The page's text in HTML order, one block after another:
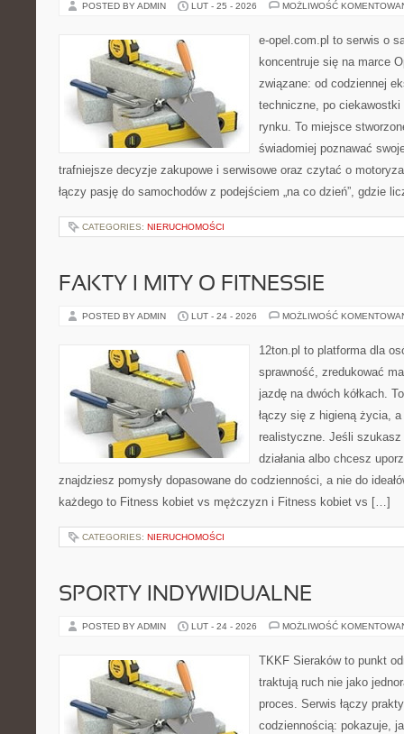
POSTED BY ADMIN LUT - 25 - 2026 MOŻLIWOŚĆ
e-opel.com.pl to serwis o
koncentruje się na marce
związane: od codziennej
techniczne, po
rynku. To miejsce
świadomiej poznawać
trafniejsze decyzje zakupowe i serwisowe oraz czytać o
łączy pasję do samochodów z podejściem „na co dzień”, gdzie
CATEGORIES: NIERUCHOMOŚCI
FAKTY I MITY O FITNESSIE
POSTED BY ADMIN LUT - 24 - 2026 MOŻLIWOŚĆ
12ton.pl to platforma dla
sprawność, zredukować
jazdę na dwóch kółkach.
łączy się z higieną życia,
realistyczne. Jeśli
działania albo chcesz
znajdziesz pomysły dopasowane do codzienności, a nie do
każdego to Fitness kobiet vs mężczyzn i Fitness kobiet vs […]
CATEGORIES: NIERUCHOMOŚCI
SPORTY INDYWIDUALNE
POSTED BY ADMIN LUT - 24 - 2026 MOŻLIWOŚĆ
TKKF Sieraków to punkt
traktują ruch nie jako
proces. Serwis łączy
codziennością: pokazuje,